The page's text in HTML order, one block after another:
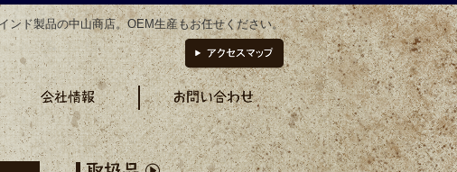
ンド製品の中山商店。OEM生産もお任せください。